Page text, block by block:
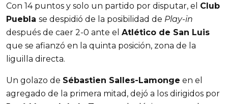
Con 14 puntos y solo un partido por disputar, el Club
Puebla se despidió de la posibilidad de Play-in
después de caer 2-0 ante el Atlético de San Luis
que se afianzó en la quinta posición, zona de la
liguilla directa.
Un golazo de Sébastien Salles-Lamonge en el
agregado de la primera mitad, dejó a los dirigidos por